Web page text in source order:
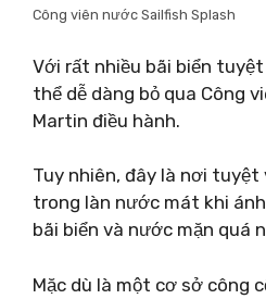
Công viên nước Sailfish Splash
Với rất nhiều bãi biển tuyệt
thể dễ dàng bỏ qua Công
Martin điều hành.
Tuy nhiên, đây là nơi tuyệt
trong làn nước mát khi
bãi biển và nước mặn quá
Mặc dù là một cơ sở công